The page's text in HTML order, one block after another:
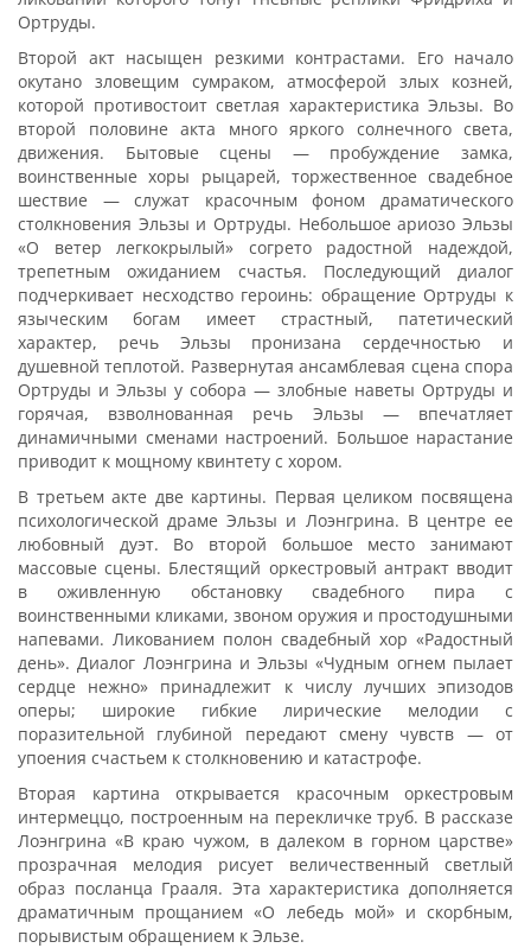
Ортруды.
Второй акт насыщен резкими контрастами. Его начало
окутано зловещим сумраком, атмосферой злых козней,
которой противостоит светлая характеристика Эльзы. Во
второй половине акта много яркого солнечного света,
движения. Бытовые сцены — пробуждение замка,
воинственные хоры рыцарей, торжественное свадебное
шествие — служат красочным фоном драматического
столкновения Эльзы и Ортруды. Небольшое ариозо Эльзы
«О ветер легкокрылый» согрето радостной надеждой,
трепетным ожиданием счастья. Последующий диалог
подчеркивает несходство героинь: обращение Ортруды к
языческим богам имеет страстный, патетический
характер, речь Эльзы пронизана сердечностью и
душевной теплотой. Развернутая ансамблевая сцена спора
Ортруды и Эльзы у собора — злобные наветы Ортруды и
горячая, взволнованная речь Эльзы — впечатляет
динамичными сменами настроений. Большое нарастание
приводит к мощному квинтету с хором.
В третьем акте две картины. Первая целиком посвящена
психологической драме Эльзы и Лоэнгрина. В центре ее
любовный дуэт. Во второй большое место занимают
массовые сцены. Блестящий оркестровый антракт вводит
в оживленную обстановку свадебного пира с
воинственными кликами, звоном оружия и простодушными
напевами. Ликованием полон свадебный хор «Радостный
день». Диалог Лоэнгрина и Эльзы «Чудным огнем пылает
сердце нежно» принадлежит к числу лучших эпизодов
оперы; широкие гибкие лирические мелодии с
поразительной глубиной передают смену чувств — от
упоения счастьем к столкновению и катастрофе.
Вторая картина открывается красочным оркестровым
интермеццо, построенным на перекличке труб. В рассказе
Лоэнгрина «В краю чужом, в далеком в горном царстве»
прозрачная мелодия рисует величественный светлый
образ посланца Грааля. Эта характеристика дополняется
драматичным прощанием «О лебедь мой» и скорбным,
порывистым обращением к Эльзе.